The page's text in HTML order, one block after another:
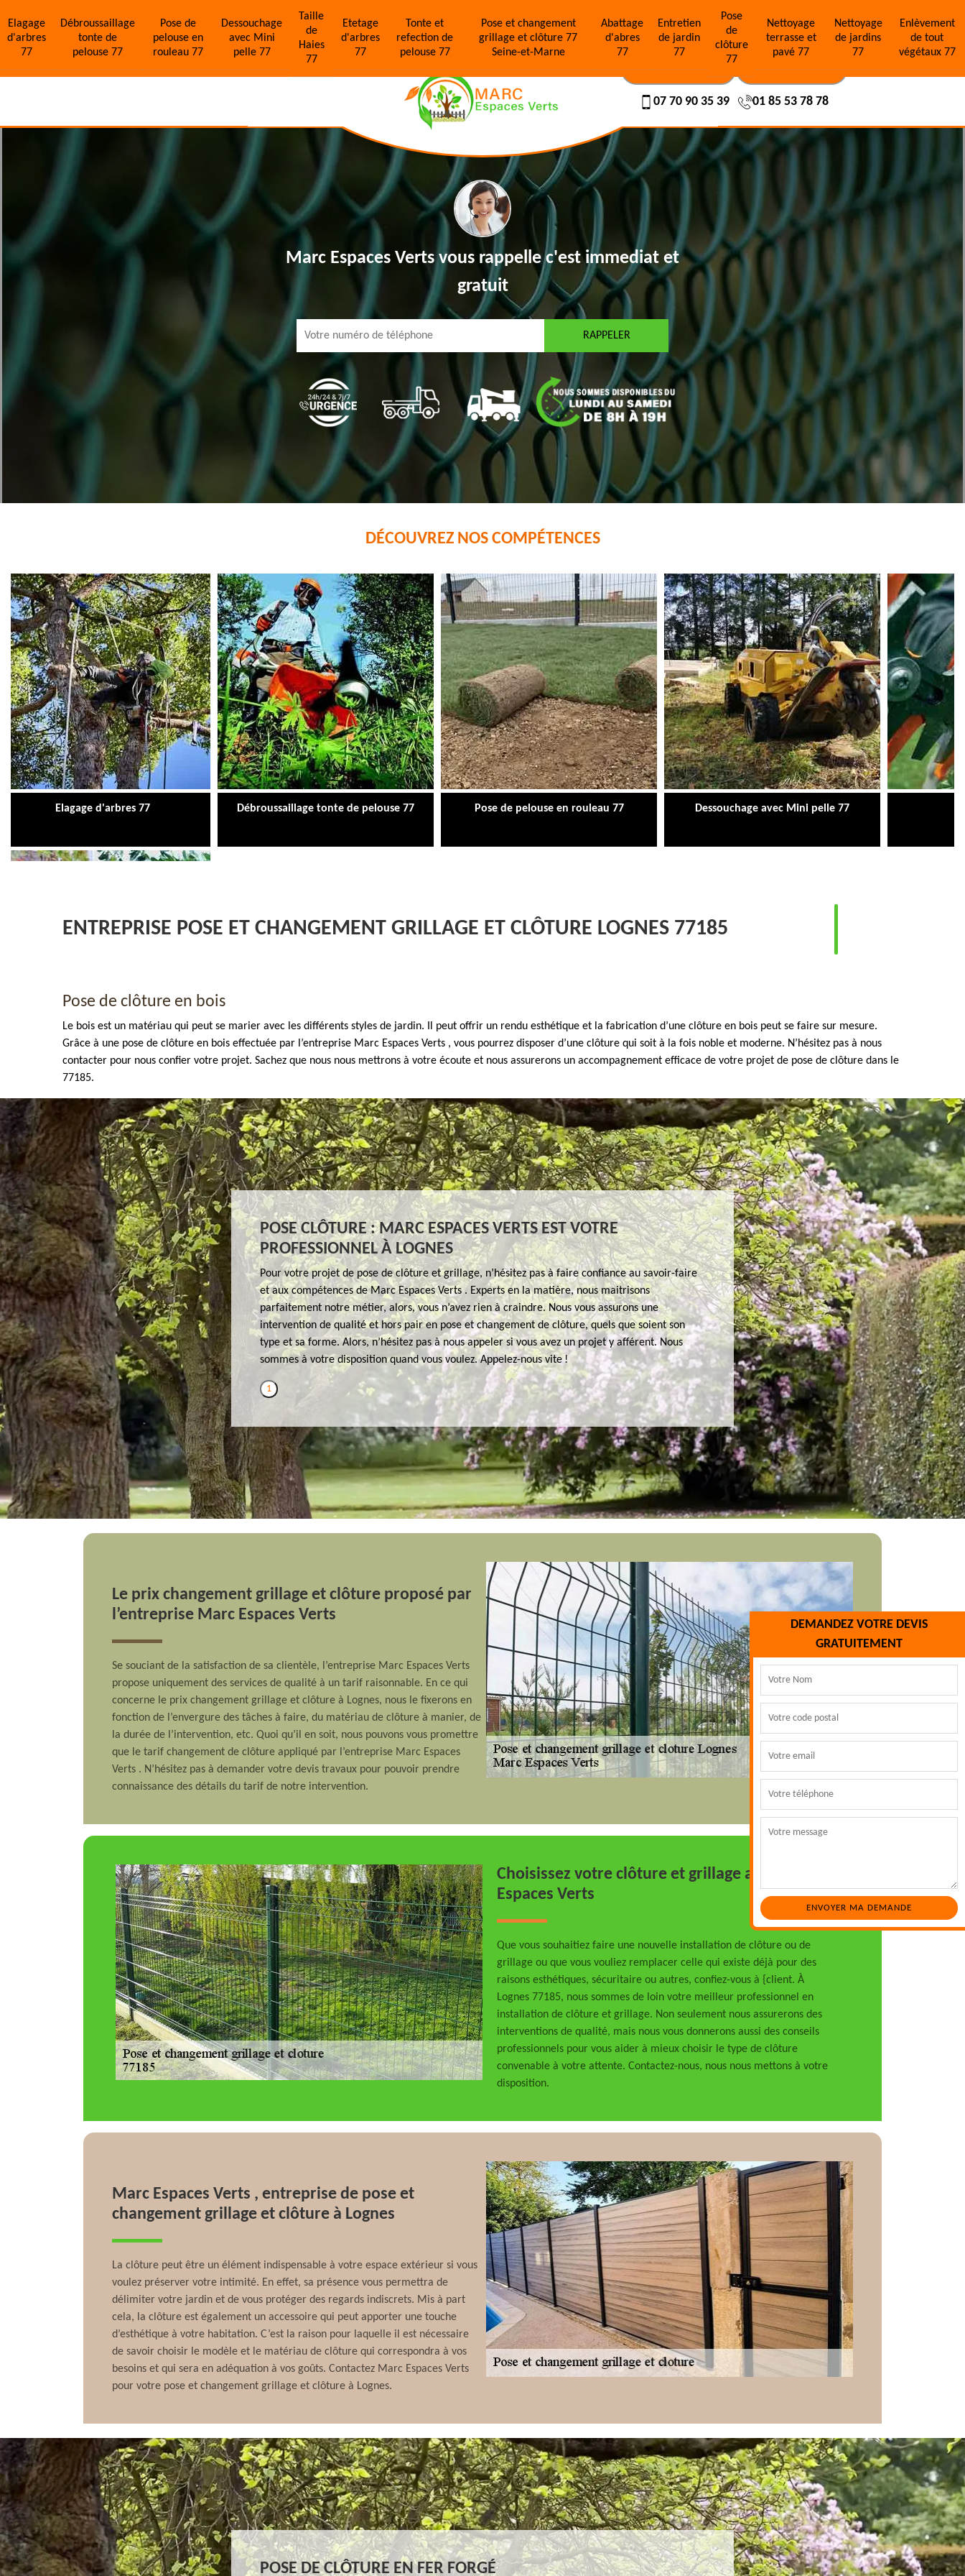
Elagage
d'arbres
77
Débroussaillage
tonte de
pelouse 77
Pose de
pelouse en
rouleau 77
Dessouchage
avec Mini
pelle 77
Taille
de
Haies
77
Etetage
d'arbres
77
Tonte et
refection de
pelouse 77
Pose et changement
grillage et clôture 77
Seine-et-Marne
Abattage
d'abres
77
Entretien
de jardin
77
Pose
de
clôture
77
Nettoyage
terrasse et
pavé 77
Nettoyage
de jardins
77
Enlèvement
de tout
végétaux 77
NOS RÉALISATIONS NOUS CONTACTER
07 70 90 35 39 01 85 53 78 78
Marc Espaces Verts vous rappellec'est immediat et
gratuit
DÉCOUVREZ NOS COMPÉTENCES
Elagage d'arbres 77 Débroussaillage tonte de pelouse 77 Pose de pelouse en rouleau 77 Dessouchage avec Mini pelle 77
DEMANDEZ VOTRE DEVIS
GRATUITEMENT
ENTREPRISE POSE ET CHANGEMENT GRILLAGE ET CLÔTURE LOGNES 77185
Pose de clôture en bois
Le bois est un matériau qui peut se marier avec les différents styles de jardin. Il peut offrir un rendu esthétique et la fabrication d’une clôture en bois peut se faire sur mesure.
Grâce à une pose de clôture en bois effectuée par l’entreprise Marc Espaces Verts , vous pourrez disposer d’une clôture qui soit à la fois noble et moderne. N’hésitez pas à nous
contacter pour nous confier votre projet. Sachez que nous nous mettrons à votre écoute et nous assurerons un accompagnement efficace de votre projet de pose de clôture dans le
77185.
POSE CLÔTURE : MARC ESPACES VERTS EST VOTRE
PROFESSIONNEL À LOGNES
Pour votre projet de pose de clôture et grillage, n’hésitez pas à faire confiance au savoir-faire
et aux compétences de Marc Espaces Verts . Experts en la matière, nous maitrisons
parfaitement notre métier, alors, vous n’avez rien à craindre. Nous vous assurons une
intervention de qualité et hors pair en pose et changement de clôture, quels que soient son
type et sa forme. Alors, n’hésitez pas à nous appeler si vous avez un projet y afférent. Nous
sommes à votre disposition quand vous voulez. Appelez-nous vite !
1
Le prix changement grillage et clôture proposé par
l’entreprise Marc Espaces Verts
Se souciant de la satisfaction de sa clientèle, l’entreprise Marc Espaces Verts
propose uniquement des services de qualité à un tarif raisonnable. En ce qui
concerne le prix changement grillage et clôture à Lognes, nous le fixerons en
fonction de l’envergure des tâches à faire, du matériau de clôture à manier, de
la durée de l’intervention, etc. Quoi qu’il en soit, nous pouvons vous promettre
que le tarif changement de clôture appliqué par l’entreprise Marc Espaces
Verts . N’hésitez pas à demander votre devis travaux pour pouvoir prendre
connaissance des détails du tarif de notre intervention.
Choisissez votre clôture et grillage avec Marc
Espaces Verts
Que vous souhaitiez faire une nouvelle installation de clôture ou de
grillage ou que vous vouliez remplacer celle qui existe déjà pour des
raisons esthétiques, sécuritaire ou autres, confiez-vous à {client. À
Lognes 77185, nous sommes de loin votre meilleur professionnel en
installation de clôture et grillage. Non seulement nous assurerons des
interventions de qualité, mais nous vous donnerons aussi des conseils
professionnels pour vous aider à mieux choisir le type de clôture
convenable à votre attente. Contactez-nous, nous nous mettons à votre
disposition.
Marc Espaces Verts , entreprise de pose et
changement grillage et clôture à Lognes
La clôture peut être un élément indispensable à votre espace extérieur si vous
voulez préserver votre intimité. En effet, sa présence vous permettra de
délimiter votre jardin et de vous protéger des regards indiscrets. Mis à part
cela, la clôture est également un accessoire qui peut apporter une touche
d’esthétique à votre habitation. C’est la raison pour laquelle il est nécessaire
de savoir choisir le modèle et le matériau de clôture qui correspondra à vos
besoins et qui sera en adéquation à vos goûts. Contactez Marc Espaces Verts
pour votre pose et changement grillage et clôture à Lognes.
POSE DE CLÔTURE EN FER FORGÉ